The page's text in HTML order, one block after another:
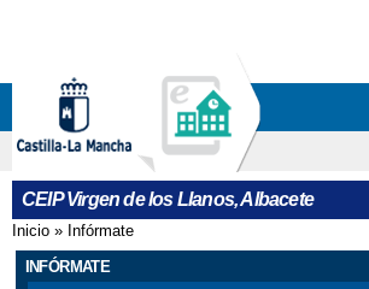
CEIP Virgen de los Llanos, Albacete
Se encuentra usted aquí
Inicio » Infórmate
INFÓRMATE